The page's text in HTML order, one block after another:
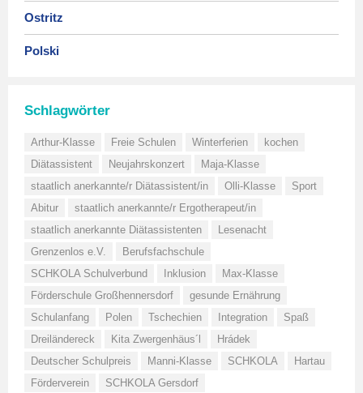
Ostritz
Polski
Schlagwörter
Arthur-Klasse Freie Schulen Winterferien
kochen
Diätassistent
Neujahrskonzert
Maja-Klasse
staatlich anerkannte/r Diätassistent/in
Olli-Klasse
Sport
Abitur
staatlich anerkannte/r Ergotherapeut/in
staatlich anerkannte Diätassistenten
Lesenacht
Grenzenlos e.V.
Berufsfachschule
SCHKOLA Schulverbund
Inklusion
Max-Klasse
Förderschule Großhennersdorf
gesunde Ernährung
Schulanfang
Polen Tschechien Integration
Spaß
Dreiländereck
Kita Zwergenhäus´l
Hrádek
Deutscher Schulpreis
Manni-Klasse SCHKOLA
Hartau
Förderverein
SCHKOLA Gersdorf